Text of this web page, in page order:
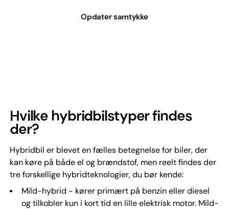
Opdater samtykke
Hvilke hybridbilstyper findes
der?
Hybridbil er blevet en fælles betegnelse for biler, der
kan køre på både el og brændstof, men reelt findes der
tre forskellige hybridteknologier, du bør kende:
Mild-hybrid - kører primært på benzin eller diesel
og tilkobler kun i kort tid en lille elektrisk motor. Mild-